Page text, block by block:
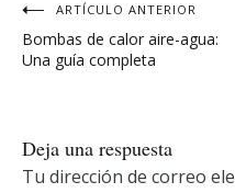
Navegación
de
ARTÍCULO ANTERIOR
Bombas de calor aire-agua:
Una guía completa
Deja una respuesta
Tu dirección de correo